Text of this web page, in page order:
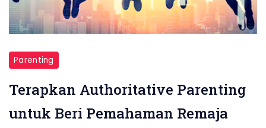
Parenting
Terapkan Authoritative Parenting
untuk Beri Pemahaman Remaja